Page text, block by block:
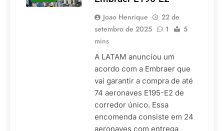
Joao Henrique
22 de
setembro de 2025
1
5
mins
A LATAM anunciou um
acordo com a Embraer que
vai garantir a compra de até
74 aeronaves E195-E2 de
corredor único. Essa
encomenda consiste em 24
aeronaves com entrega